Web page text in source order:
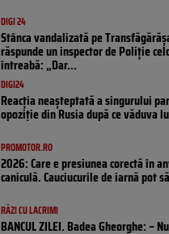
DIGI 24
Stânca vandalizată pe
răspunde un inspector de Poliție
întreabă: „Dar...
DIGI24
Reacția neașteptată a singurului
opoziţie din Rusia după ce văduva
PROMOTOR.RO
2026: Care e presiunea corectă în
caniculă. Cauciucurile de iarnă pot
RÂZI CU LACRIMI
BANCUL ZILEI. Badea Gheorghe: –